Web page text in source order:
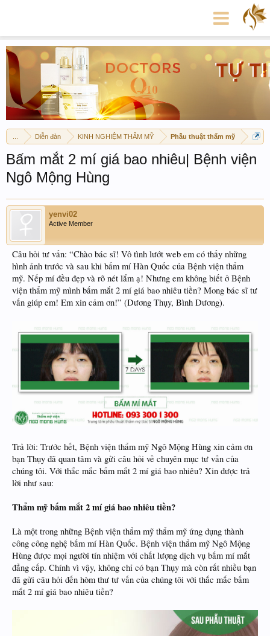
Diễn đàn KINH NGHIỆM THẨM MỸ Phẫu thuật thẩm mỹ
Bấm mắt 2 mí giá bao nhiêu| Bệnh viện
Ngô Mộng Hùng
yenvi02
Active Member
Câu hỏi tư vấn: “Chào bác sĩ! Vô tình lướt web em có thấy những
hình ảnh trước và sau khi bấm mí Hàn Quốc của Bệnh viện thẩm
mỹ. Nếp mí đều đẹp và rõ nét lắm ạ! Nhưng em không biết ở Bệnh
viện thẩm mỹ mình bấm mắt 2 mí giá bao nhiêu tiền? Mong bác sĩ tư
vấn giúp em! Em xin cảm ơn!” (Dương Thụy, Bình Dương).
Trả lời: Trước hết, Bệnh viện thẩm mỹ Ngô Mộng Hùng xin cảm ơn
bạn Thụy đã quan tâm và gửi câu hỏi về chuyên mục tư vấn của
chúng tôi. Với thắc mắc bấm mắt 2 mí giá bao nhiêu? Xin được trả
lời như sau:
Thẩm mỹ bấm mắt 2 mí giá bao nhiêu tiền?
Là một trong những Bệnh viện thẩm mỹ thẩm mỹ ứng dụng thành
công công nghệ bấm mí Hàn Quốc. Bệnh viện thẩm mỹ Ngô Mộng
Hùng được mọi người tín nhiệm với chất lượng dịch vụ bấm mí mắt
đẳng cấp. Chính vì vậy, không chỉ có bạn Thụy mà còn rất nhiều bạn
đã gửi câu hỏi đến hòm thư tư vấn của chúng tôi với thắc mắc bấm
mắt 2 mí giá bao nhiêu tiền?